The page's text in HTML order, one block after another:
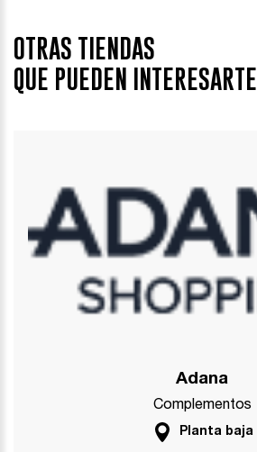
OTRAS TIENDAS
QUE PUEDEN INTERESARTE
Adana
Complementos
Planta baja